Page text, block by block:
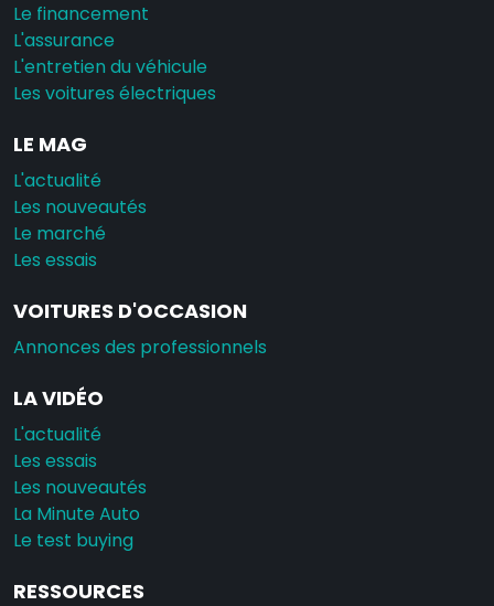
Le financement
L'assurance
L'entretien du véhicule
Les voitures électriques
LE MAG
L'actualité
Les nouveautés
Le marché
Les essais
VOITURES D'OCCASION
Annonces des professionnels
LA VIDÉO
L'actualité
Les essais
Les nouveautés
La Minute Auto
Le test buying
RESSOURCES